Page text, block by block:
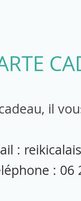
il
:
: 06